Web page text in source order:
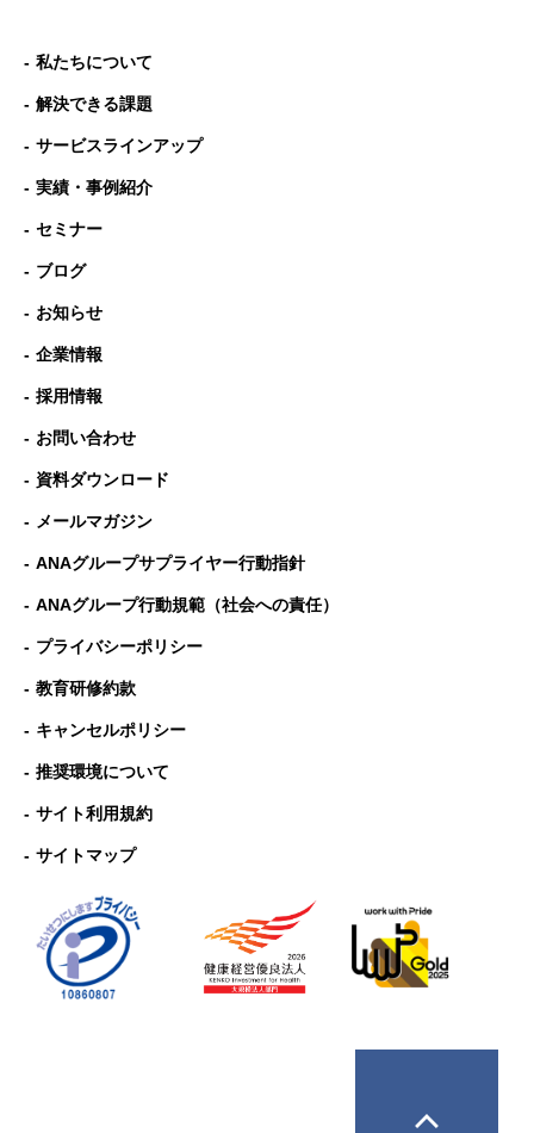
私たちについて
解決できる課題
サービスラインアップ
実績・事例紹介
セミナー
ブログ
お知らせ
企業情報
採用情報
お問い合わせ
資料ダウンロード
メールマガジン
ANAグループサプライヤー行動指針
ANAグループ⾏動規範（社会への責任）
プライバシーポリシー
教育研修約款
キャンセルポリシー
推奨環境について
サイト利用規約
サイトマップ